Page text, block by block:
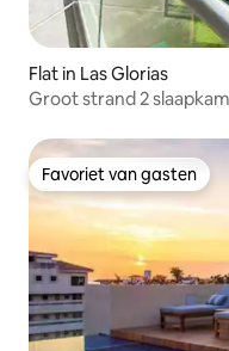
Flat in Las Glorias
Groot strand 2
Favoriet van gasten
Favoriet van gasten